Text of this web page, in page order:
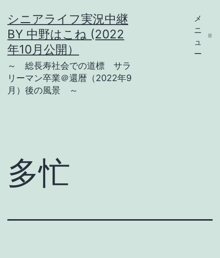
ン
テ
ン
へ
シニアライフ実況中継
BY 中野はこね (2022
年10月公開）
～ 総長寿社会での道標 サラ
リーマン卒業＠還暦（2022年9
月）後の風景 ～
メ
ニ
ュ
ー
多忙